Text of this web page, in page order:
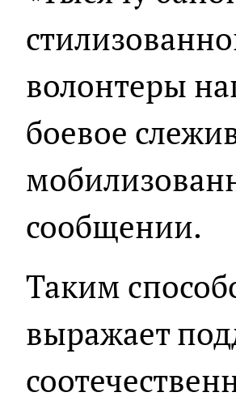
волонтеры
боевое
сообщении.
Таким
выражает